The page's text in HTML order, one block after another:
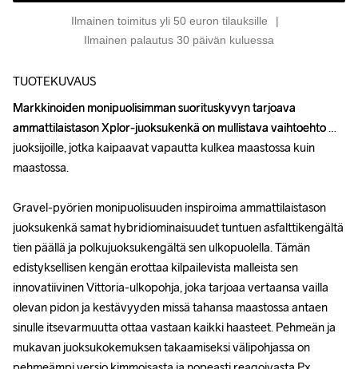
Ilmainen toimitus yli 50 euron tilauksille
Ilmainen palautus 30 päivän kuluessa
TUOTEKUVAUS
Markkinoiden monipuolisimman suorituskyvyn tarjoava
ammattilaistason Xplor-juoksukenkä on mullistava vaihtoehto
juoksijoille, jotka kaipaavat vapautta kulkea maastossa kuin
maastossa.
Gravel-pyörien monipuolisuuden inspiroima ammattilaistason
juoksukenkä samat hybridiominaisuudet tuntuen asfalttikengältä
tien päällä ja polkujuoksukengältä sen ulkopuolella. Tämän
edistyksellisen kengän erottaa kilpailevista malleista sen
innovatiivinen Vittoria-ulkopohja, joka tarjoaa vertaansa vailla
olevan pidon ja kestävyyden missä tahansa maastossa antaen
sinulle itsevarmuutta ottaa vastaan ​​kaikki haasteet. Pehmeän ja
mukavan juoksukokemuksen takaamiseksi välipohjassa on
Markkinoiden monipuolisimman suorituskyvyn tarjoava
ammattilaistason Xplor-juoksukenkä on mullistava vaihtoehto
juoksijoille, jotka kaipaavat vapautta kulkea maastossa kuin
maastossa.
Gravel-pyörien monipuolisuuden inspiroima ammattilaistason
juoksukenkä samat hybridiominaisuudet tuntuen asfalttikengältä
tien päällä ja polkujuoksukengältä sen ulkopuolella. Tämän
edistyksellisen kengän erottaa kilpailevista malleista sen
innovatiivinen Vittoria-ulkopohja, joka tarjoaa vertaansa vailla
olevan pidon ja kestävyyden missä tahansa maastossa antaen
sinulle itsevarmuutta ottaa vastaan ​​kaikki haasteet. Pehmeän ja
mukavan juoksukokemuksen takaamiseksi välipohjassa on